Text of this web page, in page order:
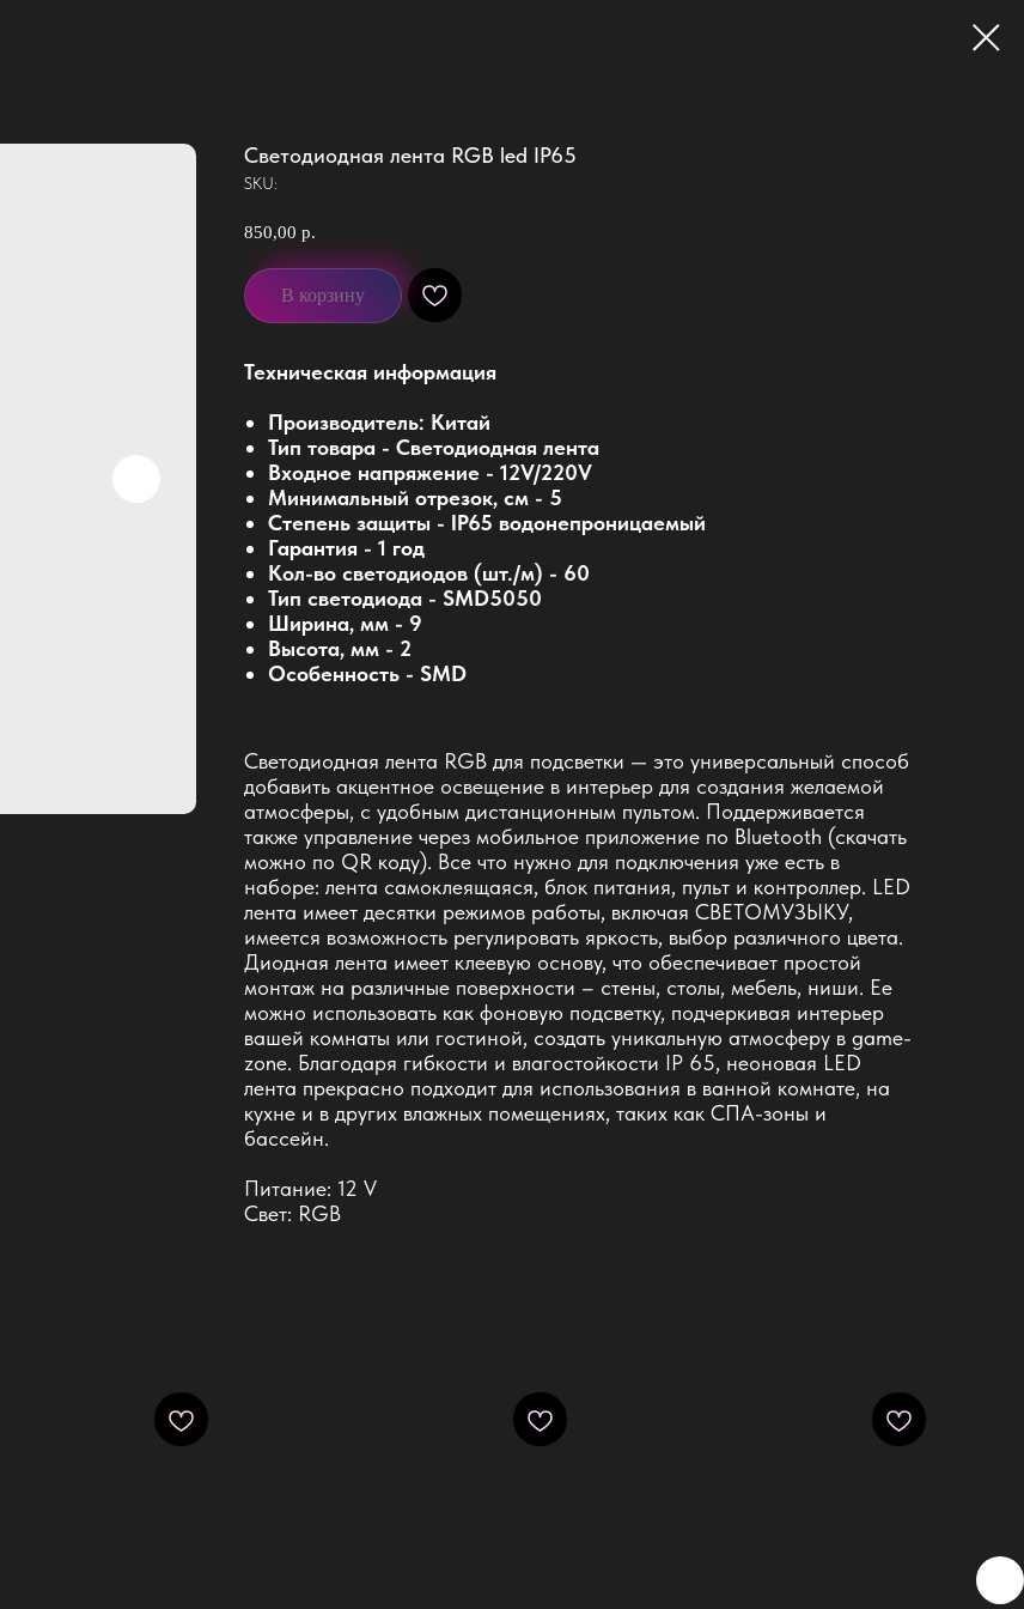
Светодиодная лента RGB led IP65
SKU:
850,00 р.
В корзину
Техническая информация
Производитель: Китай
Тип товара - Светодиодная лента
Входное напряжение - 12V/220V
Минимальный отрезок, см - 5
Степень защиты - IP65 водонепроницаемый
Гарантия - 1 год
Кол-во светодиодов (шт./м) - 60
Тип светодиода - SMD5050
Ширина, мм - 9
Высота, мм - 2
Особенность - SMD
Светодиодная лента RGB для подсветки — это универсальный способ
добавить акцентное освещение в интерьер для создания желаемой
атмосферы, с удобным дистанционным пультом. Поддерживается
также управление через мобильное приложение по Bluetooth (скачать
можно по QR коду). Все что нужно для подключения уже есть в
наборе: лента самоклеящаяся, блок питания, пульт и контроллер. LED
лента имеет десятки режимов работы, включая СВЕТОМУЗЫКУ,
имеется возможность регулировать яркость, выбор различного цвета.
Диодная лента имеет клеевую основу, что обеспечивает простой
монтаж на различные поверхности – стены, столы, мебель, ниши. Ее
можно использовать как фоновую подсветку, подчеркивая интерьер
вашей комнаты или гостиной, создать уникальную атмосферу в game-
zone. Благодаря гибкости и влагостойкости IP 65, неоновая LED
лента прекрасно подходит для использования в ванной комнате, на
кухне и в других влажных помещениях, таких как СПА-зоны и
бассейн.
Питание: 12 V
Свет: RGB